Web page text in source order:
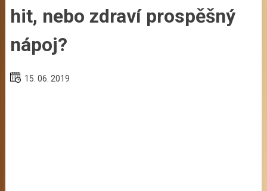
hit, nebo zdraví prospěšný
nápoj?
15. 06. 2019